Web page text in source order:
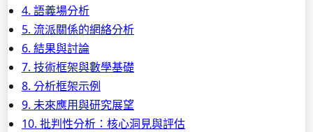
4. 語義場分析
5. 流派關係的網絡分析
6. 結果與討論
7. 技術框架與數學基礎
8. 分析框架示例
9. 未來應用與研究展望
10. 批判性分析：核心洞見與評估